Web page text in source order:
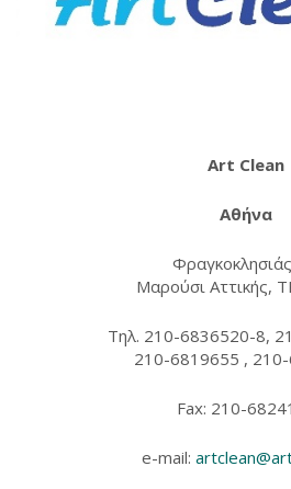
Art Clean
Αθήνα
Μαρούσι Αττικής,
Τηλ. 210-6836520-8,
210-6819655 ,
Fax: 210-
e-mail: